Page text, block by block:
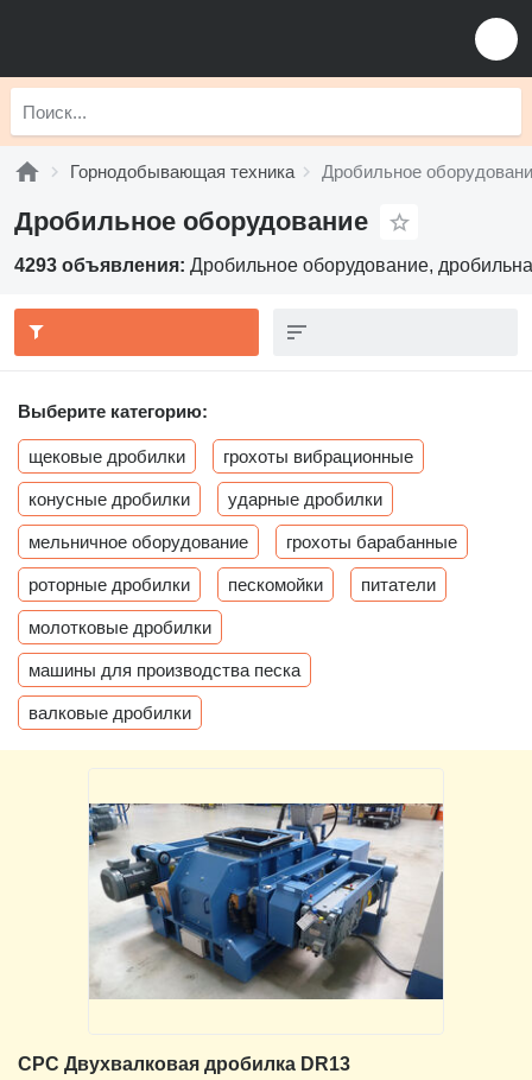
Горнодобывающая техника Дробильное
Дробильное оборудование
4293 объявления: Дробильное оборудование,
Выберите категорию:
щековые дробилки грохоты вибрационные
конусные дробилки ударные дробилки
мельничное оборудование грохоты барабанные
роторные дробилки пескомойки питатели
молотковые дробилки
машины для производства песка
валковые дробилки
CPC Двухвалковая дробилка DR13